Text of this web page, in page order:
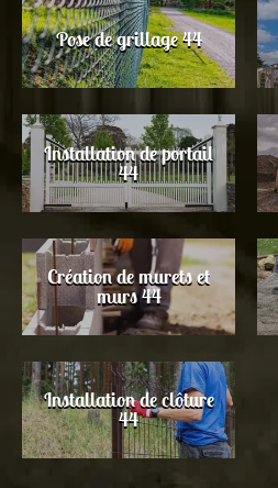
Pose de grillage 44
Installation de portail
44
Création de murets et
murs 44
Installation de clôture
44